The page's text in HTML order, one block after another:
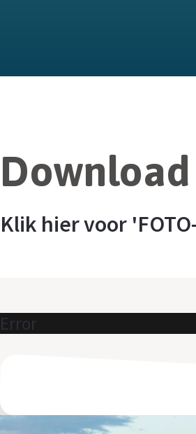
Klik hier voor
Error